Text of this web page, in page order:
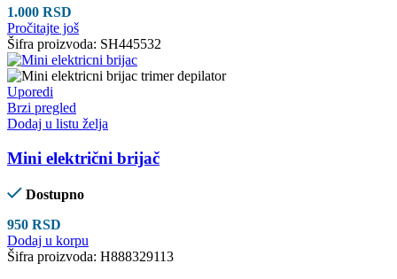
1.000 RSD
Pročitajte još
Šifra proizvoda: SH445532
Uporedi
Brzi pregled
Dodaj u listu želja
Mini električni brijač
Dostupno
950 RSD
Dodaj u korpu
Šifra proizvoda: H888329113